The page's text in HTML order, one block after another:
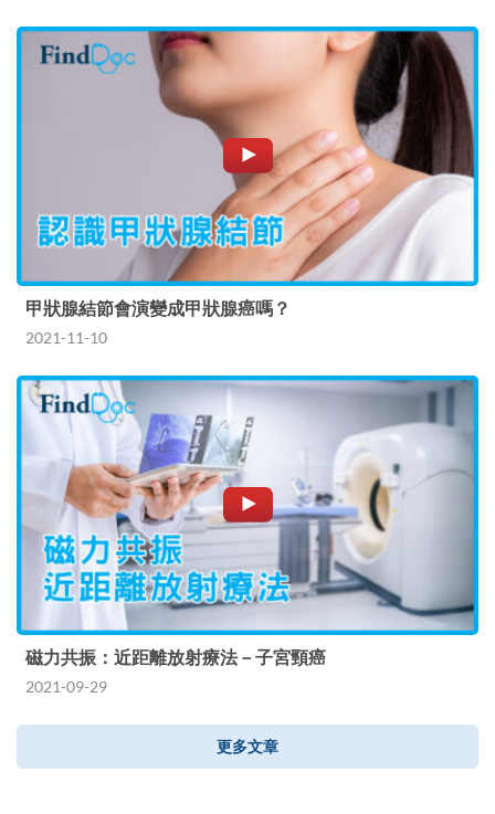
甲狀腺結節會演變成甲狀腺癌嗎？
2021-11-10
磁力共振：近距離放射療法－子宮頸癌
2021-09-29
更多文章